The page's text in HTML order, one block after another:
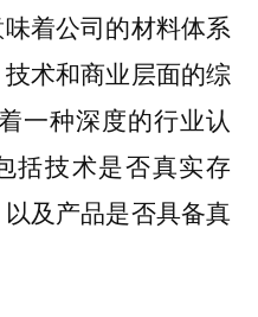
着公司的材料体系
术和商业层面的综
一种深度的行业认
括技术是否真实存
及产品是否具备真